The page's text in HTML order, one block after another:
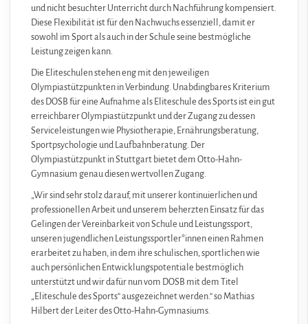
und nicht besuchter Unterricht durch Nachführung kompensiert.
Diese Flexibilität ist für den Nachwuchs essenziell, damit er
sowohl im Sport als auch in der Schule seine bestmögliche
Leistung zeigen kann.
Die Eliteschulen stehen eng mit den jeweiligen
Olympiastützpunkten in Verbindung. Unabdingbares Kriterium
des DOSB für eine Aufnahme als Eliteschule des Sports ist ein gut
erreichbarer Olympiastützpunkt und der Zugang zu dessen
Serviceleistungen wie Physiotherapie, Ernährungsberatung,
Sportpsychologie und Laufbahnberatung. Der
Olympiastützpunkt in Stuttgart bietet dem Otto-Hahn-
Gymnasium genau diesen wertvollen Zugang.
„Wir sind sehr stolz darauf, mit unserer kontinuierlichen und
professionellen Arbeit und unserem beherzten Einsatz für das
Gelingen der Vereinbarkeit von Schule und Leistungssport,
unseren jugendlichen Leistungssportler*innen einen Rahmen
erarbeitet zu haben, in dem ihre schulischen, sportlichen wie
auch persönlichen Entwicklungspotentiale bestmöglich
unterstützt und wir dafür nun vom DOSB mit dem Titel
„Eliteschule des Sports“ ausgezeichnet werden.“so Mathias
Hilbert der Leiter des Otto-Hahn-Gymnasiums.